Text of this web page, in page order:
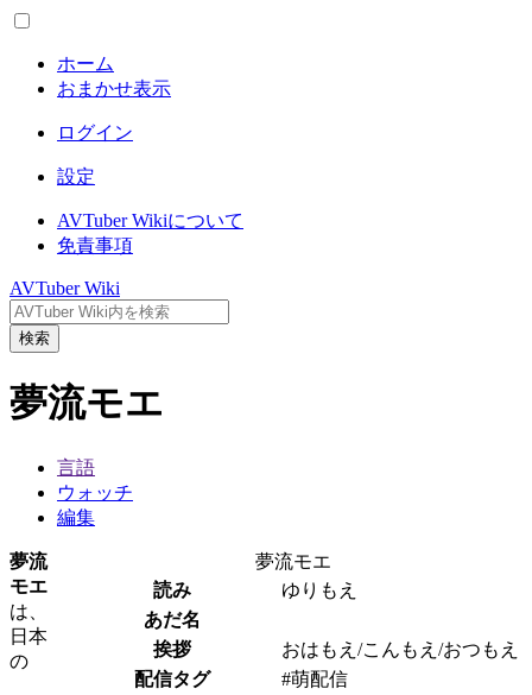
ホーム
おまかせ表示
ログイン
設定
AVTuber Wikiについて
免責事項
AVTuber Wiki
検索
夢流モエ
言語
ウォッチ
編集
夢流モエ
読み
ゆりもえ
あだ名
挨拶
おはもえ/こんもえ/おつもえ
配信タグ
#萌配信
夢流
モエ
は、
日本
の